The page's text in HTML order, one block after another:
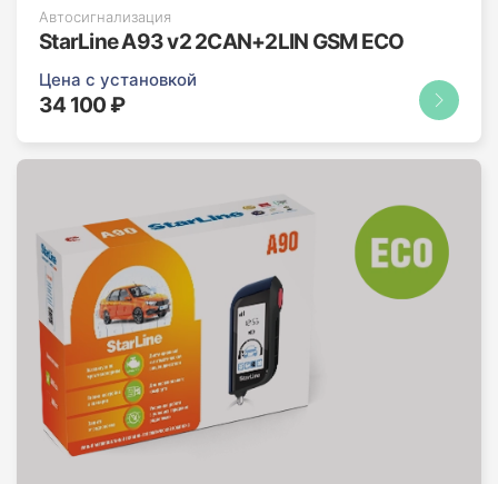
Автосигнализация
StarLine A93 v2 2CAN+2LIN GSM ECO
Цена с установкой
34 100 ₽